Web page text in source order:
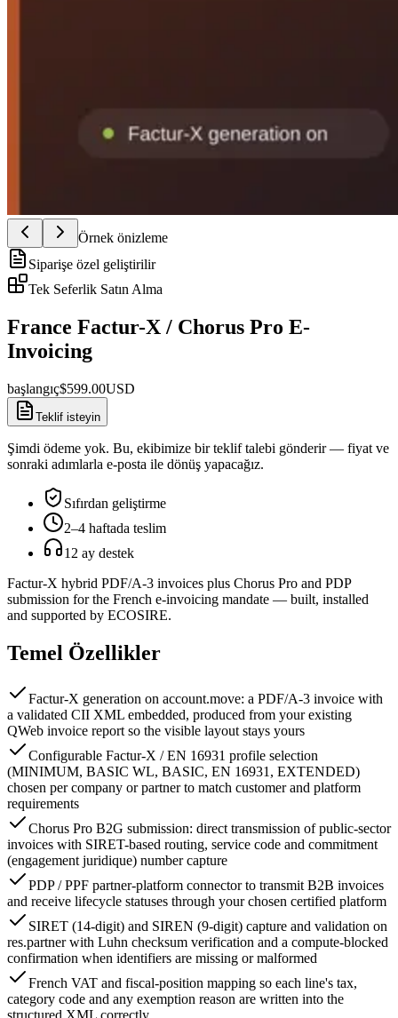
Örnek önizleme
Siparişe özel geliştirilir
Tek Seferlik Satın Alma
France Factur-X / Chorus Pro E-
Invoicing
başlangıç$599.00USD
Teklif isteyin
Şimdi ödeme yok. Bu, ekibimize bir teklif talebi gönderir — fiyat ve
sonraki adımlarla e-posta ile dönüş yapacağız.
Sıfırdan geliştirme
2–4 haftada teslim
12 ay destek
Factur-X hybrid PDF/A-3 invoices plus Chorus Pro and PDP
submission for the French e-invoicing mandate — built, installed
and supported by ECOSIRE.
Temel Özellikler
Factur-X generation on account.move: a PDF/A-3 invoice with
a validated CII XML embedded, produced from your existing
QWeb invoice report so the visible layout stays yours
Configurable Factur-X / EN 16931 profile selection
(MINIMUM, BASIC WL, BASIC, EN 16931, EXTENDED)
chosen per company or partner to match customer and platform
requirements
Chorus Pro B2G submission: direct transmission of public-sector
invoices with SIRET-based routing, service code and commitment
(engagement juridique) number capture
PDP / PPF partner-platform connector to transmit B2B invoices
and receive lifecycle statuses through your chosen certified platform
SIRET (14-digit) and SIREN (9-digit) capture and validation on
res.partner with Luhn checksum verification and a compute-blocked
confirmation when identifiers are missing or malformed
French VAT and fiscal-position mapping so each line's tax,
category code and any exemption reason are written into the